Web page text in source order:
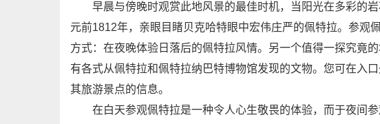
早晨与傍晚时观赏此地风景的最佳时机，当阳光在多彩的岩
元前1812年，亲眼目睹贝克哈特眼中宏伟庄严的佩特拉。参观
方式：在夜晚体验日落后的佩特拉风情。另一个值得一探究竟
有各式从佩特拉和佩特拉纳巴特博物馆发现的文物。您可在入
其旅游景点的信息。
在白天参观佩特拉是一种令人心生敬畏的体验，而于夜间参